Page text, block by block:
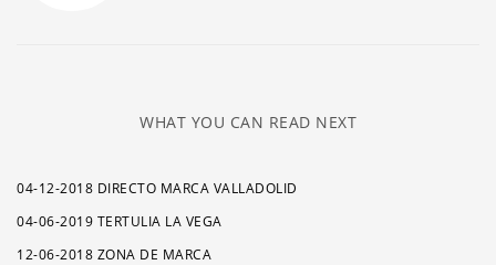
WHAT YOU CAN READ NEXT
04-12-2018 DIRECTO MARCA VALLADOLID
04-06-2019 TERTULIA LA VEGA
12-06-2018 ZONA DE MARCA